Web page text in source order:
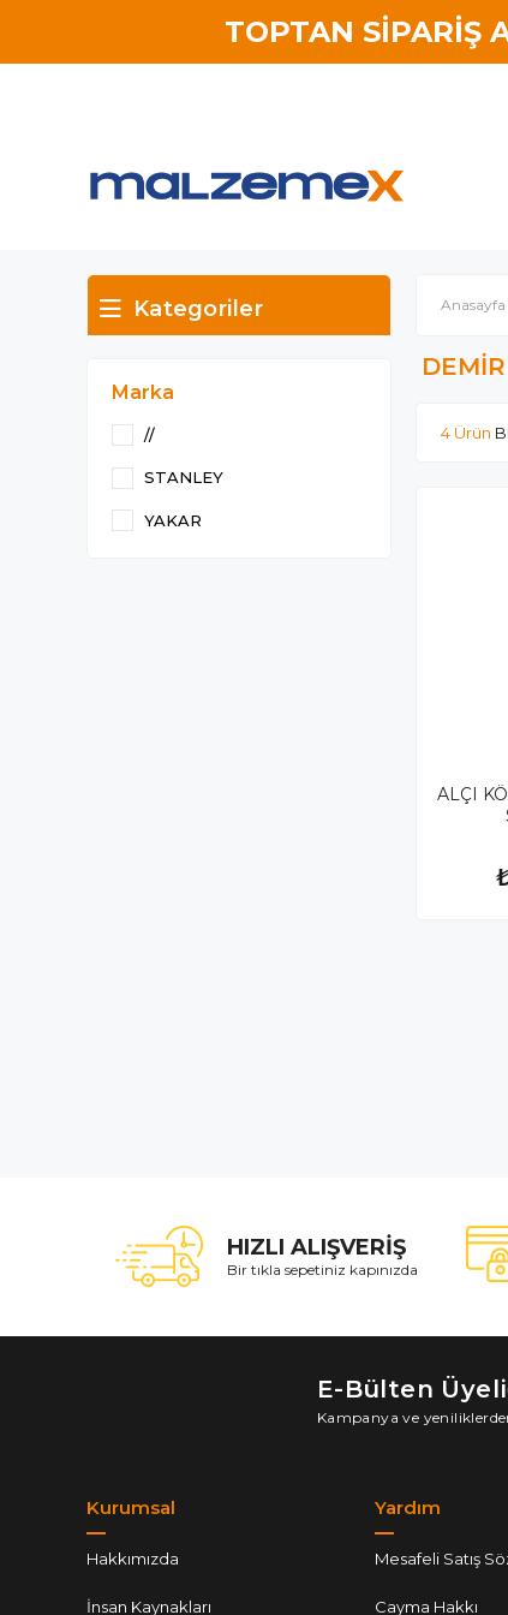
TOPTAN SİPARİŞ
Kategoriler
Marka
//
STANLEY
YAKAR
Anasayfa
4 Ürün
ALÇI
HIZLI ALIŞVERİŞ
Bir tıkla sepetiniz kapınızda
E-Bülten
Kampanya ve
Kurumsal
Hakkımızda
İnsan Kaynakları
Yardım
Mesafeli Satış
Cayma Hakkı